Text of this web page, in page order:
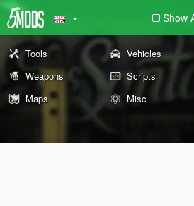
Show
Tools Vehicles
Weapons
Scripts
Maps
Misc